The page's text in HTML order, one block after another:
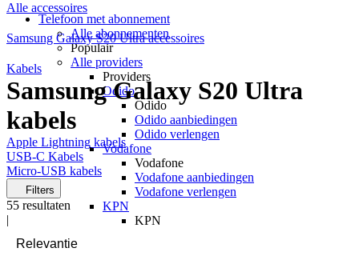
Telefoon met abonnement
Alle abonnementen
Populair
Alle providers
Providers
Odido
Odido
Odido aanbiedingen
Odido verlengen
Vodafone
Vodafone
Vodafone aanbiedingen
Vodafone verlengen
KPN
KPN
Alle accessoires
Samsung Galaxy S20 Ultra accessoires
Kabels
Samsung Galaxy S20 Ultra
kabels
Apple Lightning kabels
USB-C Kabels
Micro-USB kabels
Filters
55 resultaten
|